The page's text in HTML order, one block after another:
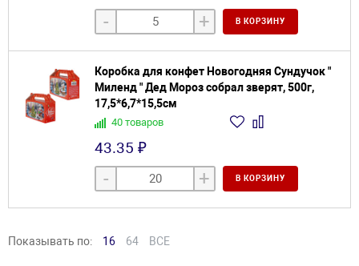
- + В КОРЗИНУ
Коробка для конфет Новогодняя Сундучок "
Миленд " Дед Мороз собрал зверят, 500г,
17,5*6,7*15,5см
40 товаров
43.35 ₽
- + В КОРЗИНУ
Показывать по: 16 64 ВСЕ